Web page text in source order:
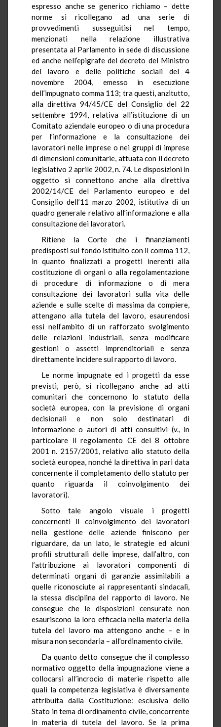
espresso anche se generico richiamo – dette
norme si ricollegano ad una serie di
provvedimenti susseguitisi nel tempo,
menzionati nella relazione illustrativa
presentata al Parlamento in sede di discussione
ed anche nell’epigrafe del decreto del Ministro
del lavoro e delle politiche sociali del 4
novembre 2004, emesso in esecuzione
dell’impugnato comma 113; tra questi, anzitutto,
alla direttiva 94/45/CE del Consiglio del 22
settembre 1994, relativa all’istituzione di un
Comitato aziendale europeo o di una procedura
per l’informazione e la consultazione dei
lavoratori nelle imprese o nei gruppi di imprese
di dimensioni comunitarie, attuata con il decreto
legislativo 2 aprile 2002, n. 74. Le disposizioni in
oggetto si connettono anche alla direttiva
2002/14/CE del Parlamento europeo e del
Consiglio dell’11 marzo 2002, istitutiva di un
quadro generale relativo all’informazione e alla
consultazione dei lavoratori.
Ritiene la Corte che i finanziamenti
predisposti sul fondo istituito con il comma 112,
in quanto finalizzati a progetti inerenti alla
costituzione di organi o alla regolamentazione
di procedure di informazione o di mera
consultazione dei lavoratori sulla vita delle
aziende e sulle scelte di massima da compiere,
attengano alla tutela del lavoro, esaurendosi
essi nell’ambito di un rafforzato svolgimento
delle relazioni industriali, senza modificare
gestioni o assetti imprenditoriali e senza
direttamente incidere sul rapporto di lavoro.
Le norme impugnate ed i progetti da esse
previsti, però, si ricollegano anche ad atti
comunitari che concernono lo statuto della
società europea, con la previsione di organi
decisionali e non solo destinatari di
informazione o autori di atti consultivi (v., in
particolare il regolamento CE del 8 ottobre
2001 n. 2157/2001, relativo allo statuto della
società europea, nonché la direttiva in pari data
concernente il completamento dello statuto per
quanto riguarda il coinvolgimento dei
lavoratori).
Sotto tale angolo visuale i progetti
concernenti il coinvolgimento dei lavoratori
nella gestione delle aziende finiscono per
riguardare, da un lato, le strategie ed alcuni
profili strutturali delle imprese, dall’altro, con
l’attribuzione ai lavoratori componenti di
determinati organi di garanzie assimilabili a
quelle riconosciute ai rappresentanti sindacali,
la stessa disciplina del rapporto di lavoro. Ne
consegue che le disposizioni censurate non
esauriscono la loro efficacia nella materia della
tutela del lavoro ma attengono anche – e in
misura non secondaria – all’ordinamento civile.
Da quanto detto consegue che il complesso
normativo oggetto della impugnazione viene a
collocarsi all’incrocio di materie rispetto alle
quali la competenza legislativa è diversamente
attribuita dalla Costituzione: esclusiva dello
Stato in tema di ordinamento civile, concorrente
in materia di tutela del lavoro. Se la prima